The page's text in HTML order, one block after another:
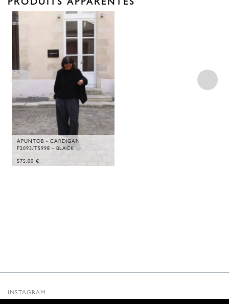
APUNTOB - CARDIGAN
P2093/TS998 - BLACK
575,00 €
INSTAGRAM